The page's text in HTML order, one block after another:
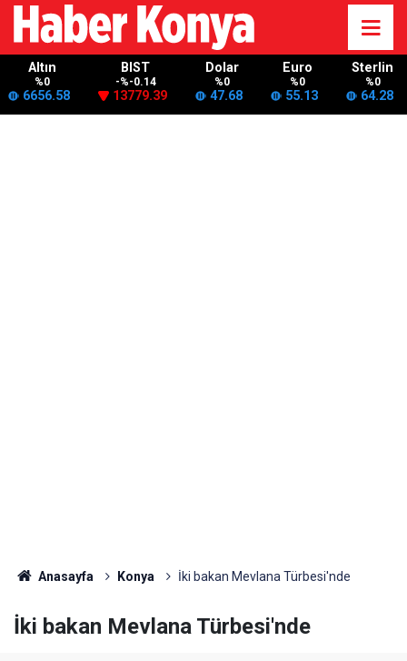
Altın
%0
6656.58
BIST
-%-0.14
13779.39
Dolar
%0
47.68
Euro
%0
55.13
Sterlin
%0
64.28
Anasayfa Konya İki bakan Mevlana Türbesi'nde
İki bakan Mevlana Türbesi'nde